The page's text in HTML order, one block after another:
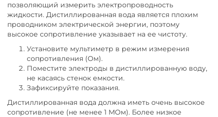
позволяющий измерить электропроводность
жидкости. Дистиллированная вода является плохим
проводником электрической энергии, поэтому
высокое сопротивление указывает на ее чистоту.
Установите мультиметр в режим измерения
сопротивления (Ом).
Поместите электроды в дистиллированную воду,
не касаясь стенок емкости.
Зафиксируйте показания.
Дистиллированная вода должна иметь очень высокое
сопротивление (не менее 1 МОм). Более низкое